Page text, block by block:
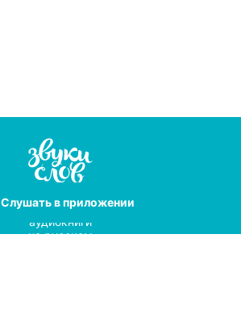
Слушатьв приложении
Лучшие
аудиокниги
на русском